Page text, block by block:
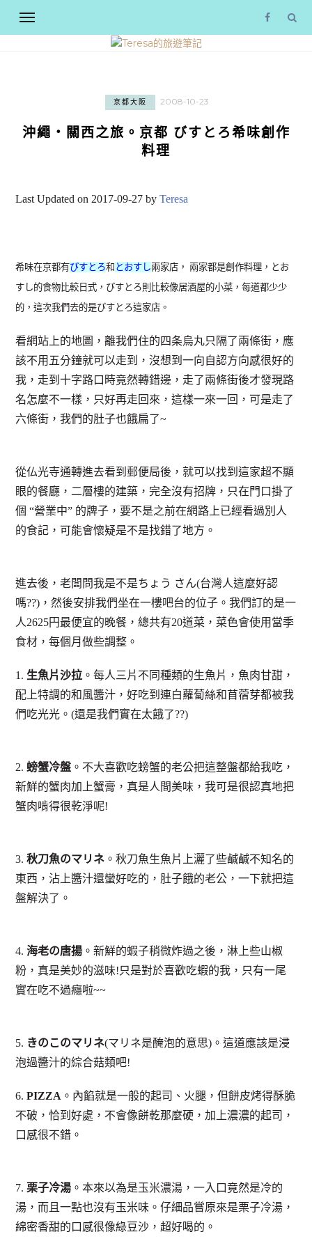
京都大阪 2008-10-23
沖繩‧關西之旅。京都 びすとろ希味創作
料理
Last Updated on 2017-09-27 byTeresa
希味在京都有びすとろ和 とおすし兩家店， 兩家都是創作料理，とお
すし的食物比較日式，びすとろ則比較像居酒屋的小菜，每道都少少
的，這次我們去的是びすとろ這家店。
看網站上的地圖，離我們住的四条烏丸只隔了兩條街，應
該不用五分鐘就可以走到，沒想到一向自認方向感很好的
我，走到十字路口時竟然轉錯邊，走了兩條街後才發現路
名怎麼不一樣 ，只好再走回來，這樣一來一回，可是走了
六條街，我們的肚子也餓扁了~
從仏光寺通轉進去看到郵便局後，就可以找到這家超不顯
眼的餐廳，二層樓的建築，完全沒有招牌，只在門口掛了
個 “營業中” 的牌子，要不是之前在網路上已經看過別人
的食記，可能會懷疑是不是找錯了地方。
進去後，老闆問我是不是ちょう さん(台灣人這麼好認
嗎??)，然後安排我們坐在一樓吧台的位子。我們訂的是一
人2625円最便宜的晚餐，總共有20道菜，菜色會使用當季
食材，每個月做些調整。
1.生魚片沙拉 。每人三片不同種類的生魚片，魚肉甘甜，
配上特調的和風醬汁，好吃到連白蘿蔔絲和苜蓿芽都被我
們吃光光。(還是我們實在太餓了??)
2. 螃蟹冷盤 。不大喜歡吃螃蟹的老公把這整盤都給我吃，
新鮮的蟹肉加上蟹膏，真是人間美味，我可是很認真地把
蟹肉啃得很乾淨呢!
3.秋刀魚のマリネ 。秋刀魚生魚片上灑了些鹹鹹不知名的
東西，沾上醬汁還蠻好吃的，肚子餓的老公，一下就把這
盤解決了。
4.海老の唐揚 。新鮮的蝦子稍微炸過之後，淋上些山椒
粉，真是美妙的滋味!只是對於喜歡吃蝦的我，只有一尾
實在吃不過癮啦~~
5. きのこのマリネ(マリネ是醃泡的意思)。這道應該是浸
泡過醬汁的綜合菇類吧!
6.PIZZA 。內餡就是一般的起司、火腿，但餅皮烤得酥脆
不破，恰到好處，不會像餅乾那麼硬，加上濃濃的起司，
口感很不錯。
7.栗子冷湯 。本來以為是玉米濃湯，一入口竟然是冷的
湯，而且一點也沒有玉米味。仔細品嘗原來是栗子冷湯，
綿密香甜的口感很像綠豆沙，超好喝的。